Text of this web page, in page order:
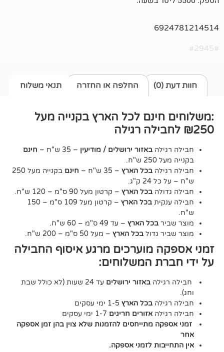
תנאי משלוח החלפה או החזרה
לכל הארץ בקנייה מעל
באזור ירושלים / מודיעין– 35 ש"ח –
חינם
בכל הארץ– 35 ש"ח – חינם
בקנייה מעל 250
בכל הארץ – קרטון מעל 90 ס"מ – 120 ש"ח.
בכל הארץ – קרטון מעל 109 ס"מ – 150
בכל הארץ– עד 49 ס"מ – 60 ש"ח.
גדול
בכל הארץ– מעל 50 ס"מ – 200 ש"ח.
מוערכים מרגע איסוף החבילה
המשלוחים:
באזור ירושלים עד 24 שעות (לא כולל שבת
בכל הארץ1-5 ימי עסקים
אזורים חריגים1-7 ימי עסקים
מתייחסים להזמנות שלא צוין בהן זמן אספקה
לזמני אספקה.